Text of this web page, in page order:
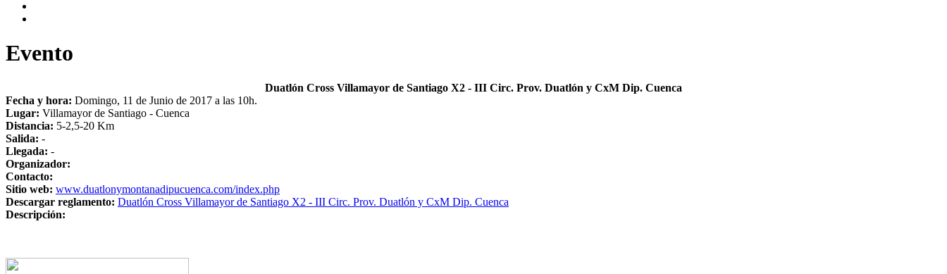
Evento
Duatlón Cross Villamayor de Santiago X2 - III Circ. Prov. Duatlón y CxM Dip. Cuenca
Fecha y hora: Domingo, 11 de Junio de 2017 a las 10h.
Lugar: Villamayor de Santiago - Cuenca
Distancia: 5-2,5-20 Km
Salida: -
Llegada: -
Organizador:
Contacto:
Sitio web: www.duatlonymontanadipucuenca.com/index.php
Descargar reglamento: Duatlón Cross Villamayor de Santiago X2 - III Circ. Prov. Duatlón y CxM Dip. Cuenca
Descripción: